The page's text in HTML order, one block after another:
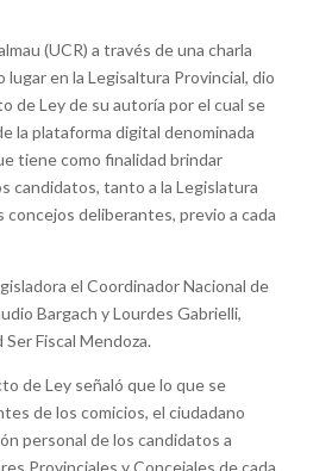
(UCR) a través de una charla
en la Legisaltura Provincial, dio
de Ley de su autoría por el cual se
la plataforma digital denominada
tiene como finalidad brindar
candidatos, tanto a la Legislatura
concejos deliberantes, previo a cada
el Coordinador Nacional de
Bargach y Lourdes Gabrielli,
Fiscal Mendoza.
de Ley señaló que lo que se
de los comicios, el ciudadano
personal de los candidatos a